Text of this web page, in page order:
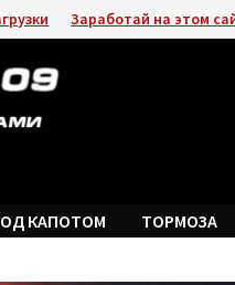
Заработай на этом
КАПОТОМ ТОРМОЗА